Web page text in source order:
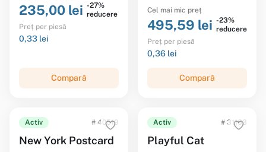
235,00 lei -27%
reducere
Preț per piesă
0,33 lei
Compară
Cel mai mic preț
495,59 lei -23%
reducere
Preț per piesă
0,36 lei
Compară
Activ # 40519
New York Postcard
Activ # 31163
Playful Cat